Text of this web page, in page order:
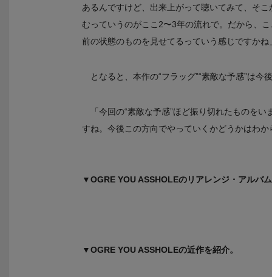
あるんですけど、出来上がって聴いてみて、そ
むっていうのがここ2〜3年の流れで。だから、
前の状態のものを見せてるっていう感じですかね
となると、本作の“フラッグ”“素敵な予感”は今
「今回の“素敵な予感”ほど振り切れたものを
すね。今後この方向でやっていくかどうかはわ
▼OGRE YOU ASSHOLEのリアレンジ・ア
▼OGRE YOU ASSHOLEの近作を紹介。